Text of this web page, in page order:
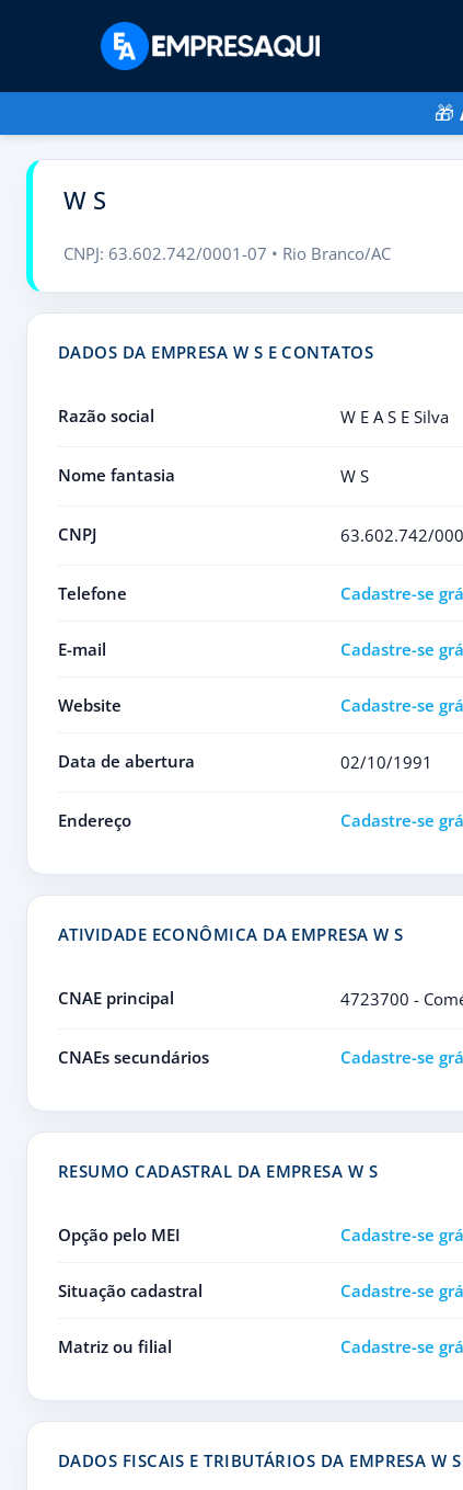
🎁
W S
CNPJ: 63.602.742/0001-07 • Rio Branco/AC
DADOS DA EMPRESA W S E CONTATOS
Razão social W E A S E Silva
Nome fantasia W S
CNPJ 63.602.742/
Telefone Cadastre-se
E-mail Cadastre-se
Website Cadastre-se
Data de abertura 02/10/1991
Endereço Cadastre-se
ATIVIDADE ECONÔMICA DA EMPRESA W S
CNAE principal 4723700 -
CNAEs secundários Cadastre-se
RESUMO CADASTRAL DA EMPRESA W S
Opção pelo MEI Cadastre-se
Situação cadastral Cadastre-se
Matriz ou filial Cadastre-se
DADOS FISCAIS E TRIBUTÁRIOS DA EMPRESA W S